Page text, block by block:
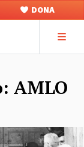
DONA
AMLO